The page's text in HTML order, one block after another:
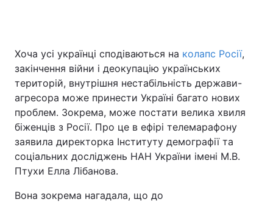
Україна Політика
Економіка Світ
Спорт Наука
Техно і зв'язок Лайт
Зброя
Здоров'я Туризм
Хоча усі українці сподіваються на колапс Росії,
закінчення війни і деокупацію українських
територій, внутрішня нестабільність держави-
агресора може принести Україні багато нових
проблем. Зокрема, може постати велика хвиля
біженців з Росії. Про це в ефірі телемарафону
заявила директорка Інституту демографії та
соціальних досліджень НАН України імені М.В.
Птухи Елла Лібанова.
Вона зокрема нагадала, що до